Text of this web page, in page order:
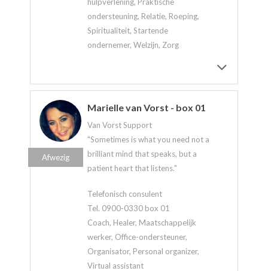
ondersteuning, Relatie, Roeping,
Spiritualiteit, Startende
ondernemer, Welzijn, Zorg
Marielle van Vorst - box 01
Van Vorst Support
"Sometimes is what you need not a
brilliant mind that speaks, but a
patient heart that listens."
Telefonisch consulent
Tel. 0900-0330 box 01
Coach, Healer, Maatschappelijk
werker, Office-ondersteuner,
Organisator, Personal organizer,
Virtual assistant
Afwezig